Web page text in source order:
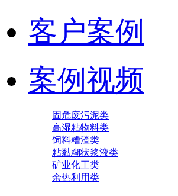
客户案例
案例视频
固危废污泥类
高湿粘物料类
饲料糟渣类
粘黏糊状浆液类
矿业化工类
余热利用类